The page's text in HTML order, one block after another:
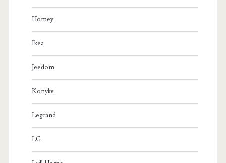
Homey
Ikea
Jeedom
Konyks
Legrand
LG